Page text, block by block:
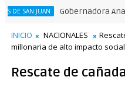
Gobernadora Ana María
INICIO NACIONALES
millonaria de alto impacto social
Rescate de